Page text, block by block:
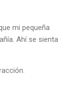
mi pequeña
Ahí se sienta